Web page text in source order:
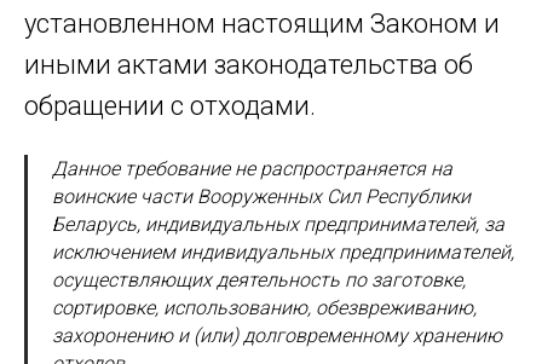
установленном настоящим Законом и
иными актами законодательства об
обращении с отходами.
Данное требование не распространяется на
воинские части Вооруженных Сил Республики
Беларусь, индивидуальных предпринимателей, за
исключением индивидуальных предпринимателей,
осуществляющих деятельность по заготовке,
сортировке, использованию, обезвреживанию,
захоронению и (или) долговременному хранению